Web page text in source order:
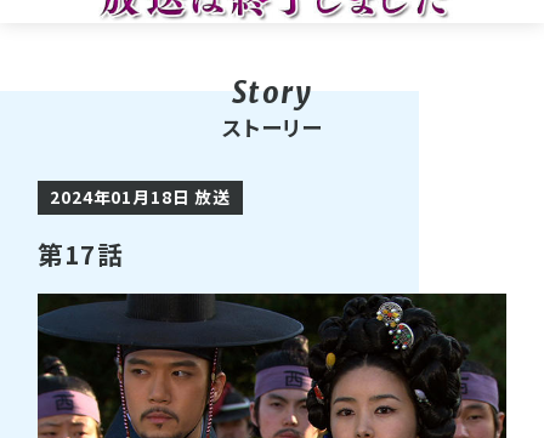
ストーリー
2024年01月18日 放送
第17話